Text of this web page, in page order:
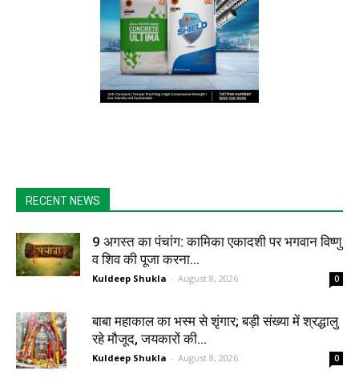
RECENT NEWS
9 अगस्त का पंचांग: कामिका एकादशी पर भगवान विष्णु
व शिव की पूजा करना...
Kuldeep Shukla - August 8, 2026 0
बाबा महाकाल का भस्म से शृंगार; बड़ी संख्या में श्रद्धालु
रहे मौजूद, जयकारों की...
Kuldeep Shukla - August 8, 2026 0